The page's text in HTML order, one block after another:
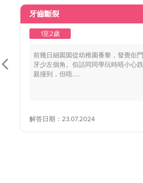
牙齒斷裂
1至2歲
前幾日細囡囡從幼稚園番黎，發覺佢門
牙少左個角。佢話同同學玩時唔小心跌
親撞到，但唔.....
解答日期：23.07.2024